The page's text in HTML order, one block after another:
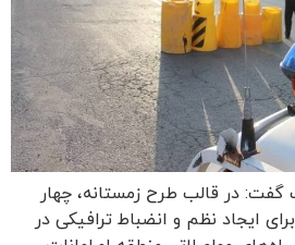
گفت: در قالب طرح زمستانه، چهار
ایجاد نظم و انضباط ترافیکی در